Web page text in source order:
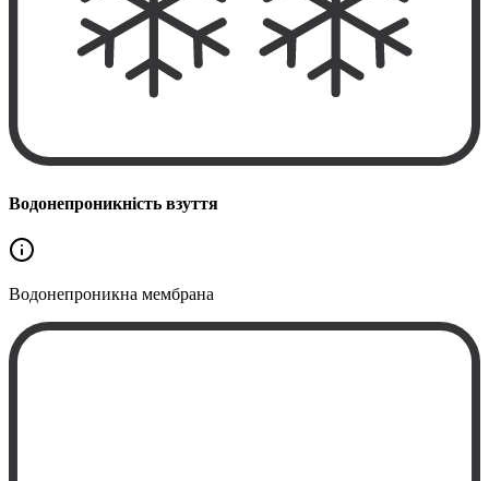
Водонепроникність взуття
Водонепроникна мембрана